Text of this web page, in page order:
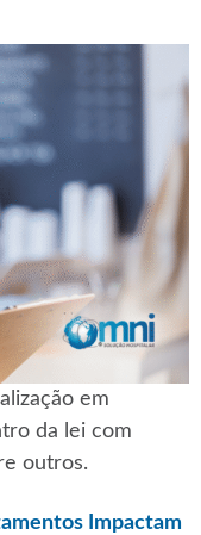
em
da lei com
outros.
Impactam